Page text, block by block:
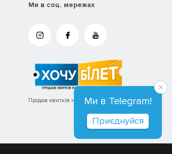
Ми в соц. мережах
Продаж квитків на концерти та вистави
Ми в Telegram!
Приєднуйся